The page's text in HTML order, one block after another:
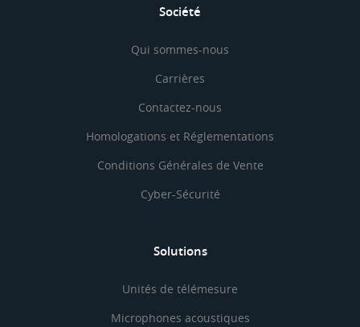
Société
Qui sommes-nous
Carrières
Contactez-nous
Homologations et Réglementations
Conditions Générales de Vente
Cyber-Sécurité
Solutions
Unités de télémesure
Microphones acoustiques